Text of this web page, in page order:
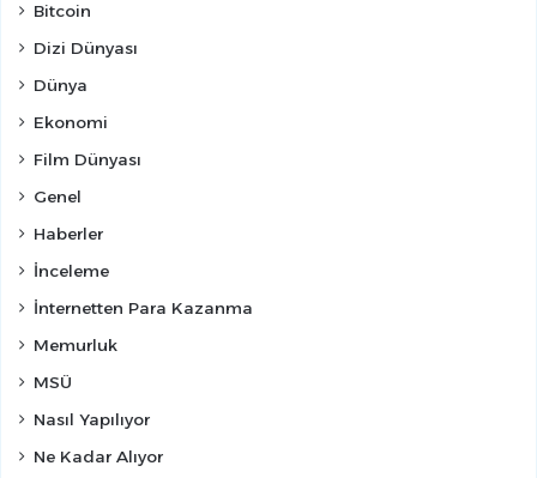
Bitcoin
Dizi Dünyası
Dünya
Ekonomi
Film Dünyası
Genel
Haberler
İnceleme
İnternetten Para Kazanma
Memurluk
MSÜ
Nasıl Yapılıyor
Ne Kadar Alıyor